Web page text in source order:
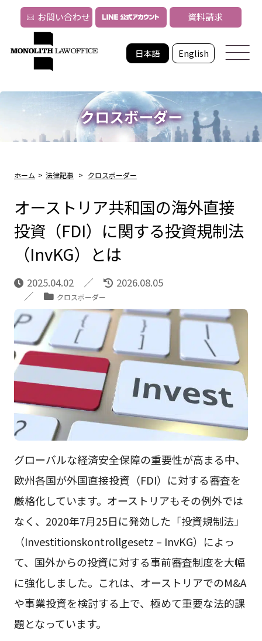
日本語 English
お問い合わせ 資料請求
クロスボーダー
ホーム > 法律記事 > クロスボーダー
オーストリア共和国の海外直接
投資（FDI）に関する投資規制法
（InvKG）とは
2025.04.02 2026.08.05
クロスボーダー
グローバルな経済安全保障の重要性が高まる中、
欧州各国が外国直接投資（FDI）に対する審査を
厳格化しています。オーストリアもその例外では
なく、2020年7月25日に発効した「投資規制法」
（Investitionskontrollgesetz – InvKG）によっ
て、国外からの投資に対する事前審査制度を大幅
に強化しました。これは、オーストリアでのM&A
や事業投資を検討する上で、極めて重要な法的課
題となっています。